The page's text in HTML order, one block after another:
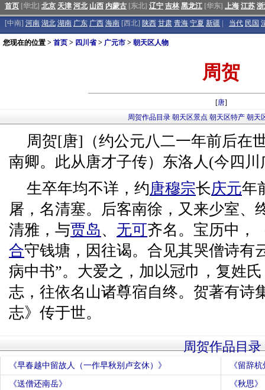
首页 [华北] 北京 天津 河北 山西 内蒙古 [东北] 辽宁 吉林 黑龙江 [华东] 上海 江苏
[中南] 河南 湖北 湖南 广东 广西 海南 [西北] 陕西 甘肃 青海 宁夏 新疆 当代 民国
您现在的位置 > 首页 > 四川省> 广元市 > 朝天区人物
周贺
[唐]
周贺作品目录 朝天区景点 朝天区特产 朝天
周贺[唐]（约公元八二一年前后在
南卿。此从唐才子传）东洛人(今四
生卒年均不详，约唐穆宗长庆元年
屠，名清塞。后客南徐，又来少室、
清雅，与贾岛、 无可齐名。宝历中，
合守钱塘，因往谒。合见其哭僧诗有
病中书”。大爱之，加以冠巾，复姓
志，往依名山诸尊宿自终。贺著有诗
志》传于世。
周贺作品目录
《早春越中留故人（一作早秋别卢玄休）》 《留辞
《送僧还南岳》 《秋思》